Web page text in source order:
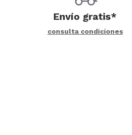
Envío gratis*
consulta condiciones